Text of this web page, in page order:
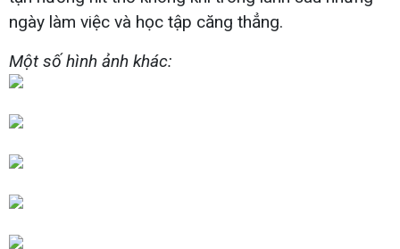
ngày làm việc và học tập căng thẳng.
Một số hình ảnh khác: